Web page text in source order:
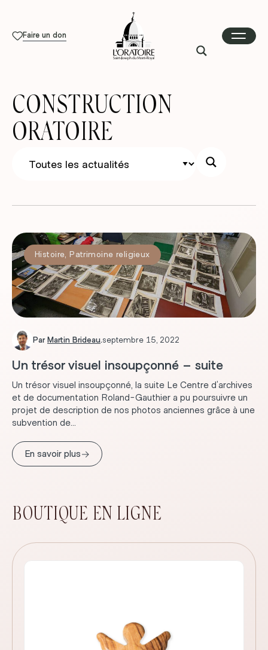
Faire un don
CONSTRUCTION
ORATOIRE
Histoire Patrimoine religieux
Par Martin Brideau.septembre 15, 2022
Un trésor visuel insoupçonné – suite
Un trésor visuel insoupçonné, la suite Le Centre d’archives
et de documentation Roland-Gauthier a pu poursuivre un
projet de description de nos photos anciennes grâce à une
subvention de...
En savoir plus→
BOUTIQUE EN LIGNE